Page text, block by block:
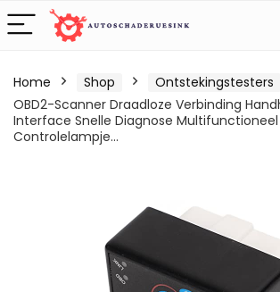
Home Shop Ontstekingstesters
OBD2-Scanner Draadloze Verbinding
Interface Snelle Diagnose Multifunctioneel
Controlelampje…